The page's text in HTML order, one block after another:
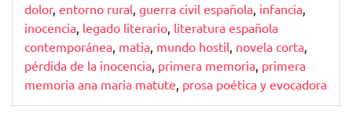
dolor, entorno rural, guerra civil española, infancia,
inocencia, legado literario, literatura española
contemporánea, matia, mundo hostil, novela corta,
pérdida de la inocencia, primera memoria, primera
memoria ana maria matute, prosa poética y evocadora